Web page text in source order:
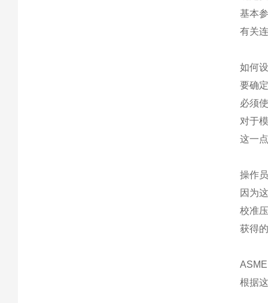
基本
有关
如何
要确
必须
对于
这一
操作
因为
校准
获得
根据